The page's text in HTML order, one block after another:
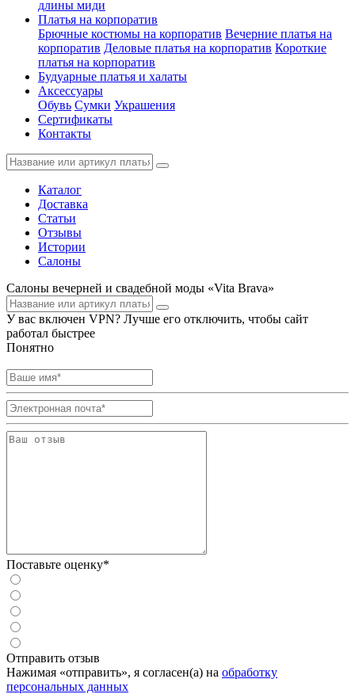
длины миди
Платья на корпоратив
Брючные костюмы на корпоратив Вечерние платья на
корпоратив Деловые платья на корпоратив Короткие
платья на корпоратив
Будуарные платья и халаты
Аксессуары
Обувь Сумки Украшения
Сертификаты
Контакты
Каталог
Доставка
Статьи
Отзывы
Истории
Салоны
Салоны вечерней и свадебной моды «Vita Brava»
У вас включен VPN? Лучше его отключить, чтобы сайт
работал быстрее
Понятно
Поставьте оценку*
Отправить отзыв
Нажимая «отправить», я согласен(а) на обработку
персональных данных